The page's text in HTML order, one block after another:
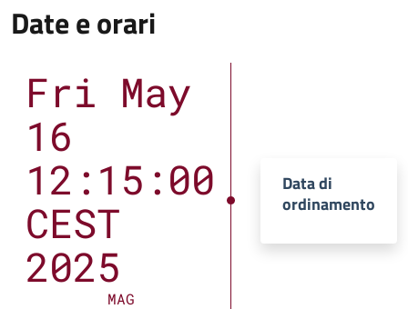
Date e orari
Fri May
16
12:15:00
CEST
2025
MAG
Data di
ordinamento